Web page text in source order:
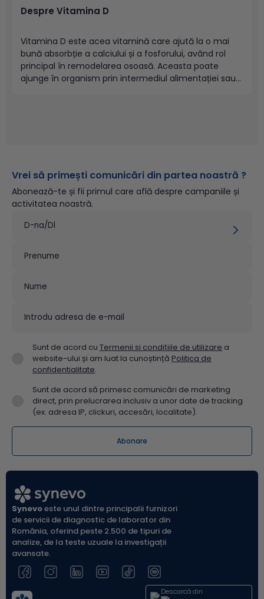
Despre Vitamina D
Vitamina D este acea vitamină care ajută la o mai
bună absorbție a calciului și a fosforului, având rol
principal în remodelarea osoasă. Aceasta poate
ajunge în organism prin intermediul alimentației sau
Vrei să primești comunicări din partea noastră ?
Abonează-te și fii primul care află despre campaniile și
activitatea noastră.
Sunt de acord cu Termenii și condițiile de utilizare a
website-ului și am luat la cunoștință Politica de
confidentialitate.
Sunt de acord să primesc comunicări de marketing
direct, prin prelucrarea inclusiv a unor date de tracking
(ex. adresa IP, clickuri, accesări, localitate).
Synevoeste unul dintre principalii furnizori
de servicii de diagnostic de laborator din
România, oferind peste 2.500 de tipuri de
analize, de la teste uzuale la investigații
avansate.
Descarcă din